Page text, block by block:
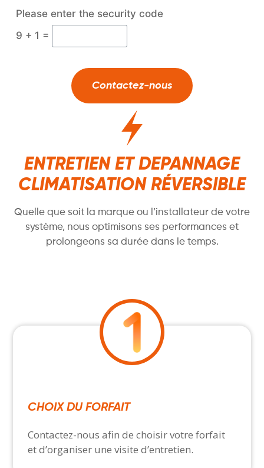
Please enter the security code
9 + 1 =
Contactez-nous
ENTRETIEN ET DEPANNAGE
CLIMATISATION RÉVERSIBLE
Quelle que soit la marque ou l’installateur de votre
système, nous optimisons ses performances et
prolongeons sa durée dans le temps.
CHOIX DU FORFAIT
Contactez-nous afin de choisir votre forfait
et d’organiser une visite d’entretien.